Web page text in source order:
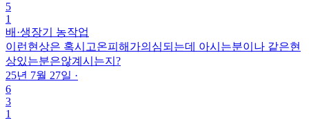
5
1
배 ·생장기 농작업
이런현상은 혹시고온피해가의심되는데 아시는분이나 같은현
상있는분은않계시는지?
25년 7월 27일 ·
6
3
1